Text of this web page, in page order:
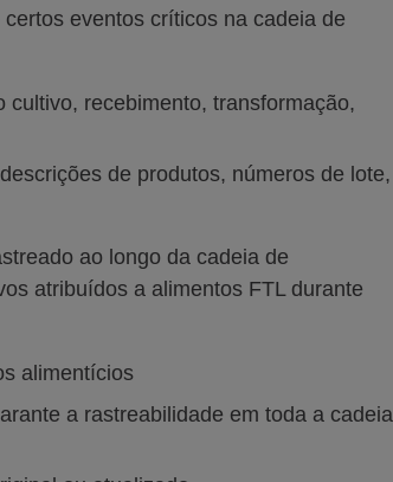
eventos críticos na cadeia de
recebimento, transformação,
de produtos, números de lote,
ao longo da cadeia de
atribuídos a alimentos FTL durante
alimentícios
a rastreabilidade em toda a cadeia